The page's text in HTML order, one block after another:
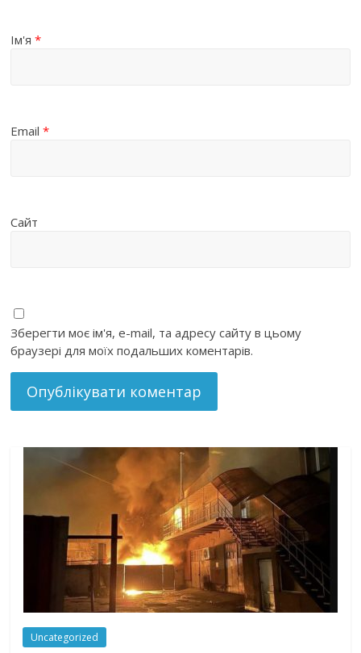
Ім'я*
Email*
Сайт
Зберегти моє ім'я, e-mail, та адресу сайту в цьому
браузері для моїх подальших коментарів.
Uncategorized